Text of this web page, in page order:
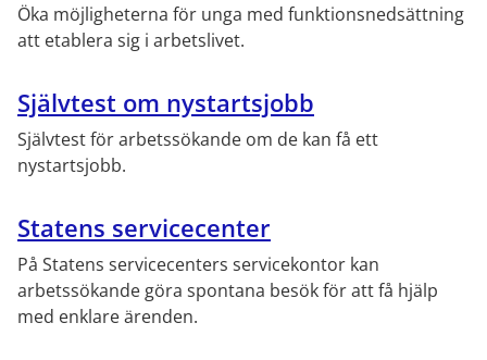
Öka möjligheterna för unga med funktionsnedsättning
att etablera sig i arbetslivet.
Självtest om nystartsjobb
Självtest för arbetssökande om de kan få ett
nystartsjobb.
Statens servicecenter
På Statens servicecenters servicekontor kan
arbetssökande göra spontana besök för att få hjälp
med enklare ärenden.